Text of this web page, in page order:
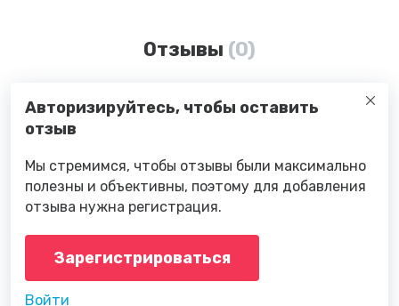
Отзывы (0)
Авторизируйтесь, чтобы оставить
отзыв
Мы стремимся, чтобы отзывы были максимально
полезны и объективны, поэтому для добавления
отзыва нужна регистрация.
Зарегистрироваться
Войти